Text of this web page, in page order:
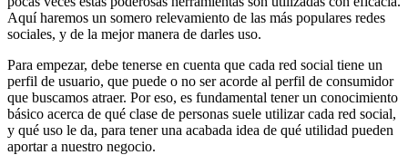
Aquí haremos un somero relevamiento de las más populares redes
sociales, y de la mejor manera de darles uso.
Para empezar, debe tenerse en cuenta que cada red social tiene un
perfil de usuario, que puede o no ser acorde al perfil de consumidor
que buscamos atraer. Por eso, es fundamental tener un conocimiento
básico acerca de qué clase de personas suele utilizar cada red social,
y qué uso le da, para tener una acabada idea de qué utilidad pueden
aportar a nuestro negocio.